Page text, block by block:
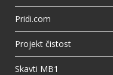
Pridi.com
Projekt čistost
Skavti MB1